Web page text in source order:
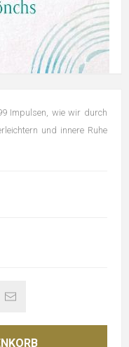
Impulsen, wie wir durch
und innere Ruhe